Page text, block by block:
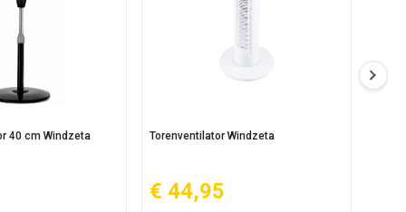
40 cm Windzeta Torenventilator Windzeta
€ 44,95